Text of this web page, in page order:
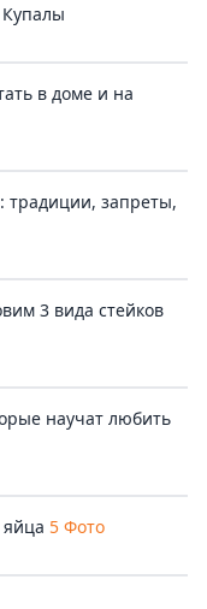
в доме и на
традиции, запреты,
3 вида стейков
научат любить
5 Фото